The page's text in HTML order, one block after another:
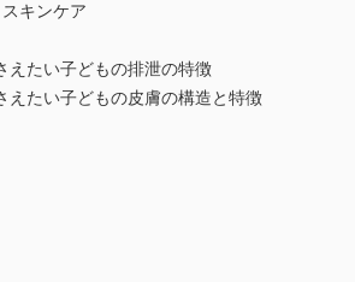
キンケア
たい子どもの排泄の特徴
たい子どもの皮膚の構造と特徴